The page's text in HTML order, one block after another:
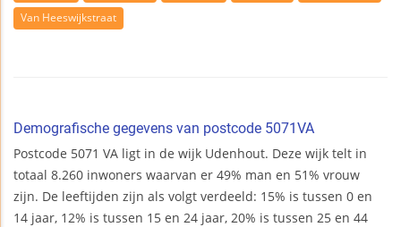
Van Heeswijkstraat
Demografische gegevens van postcode 5071VA
Postcode 5071 VA ligt in de wijk Udenhout. Deze wijk telt in
totaal 8.260 inwoners waarvan er 49% man en 51% vrouw
zijn. De leeftijden zijn als volgt verdeeld: 15% is tussen 0 en
14 jaar, 12% is tussen 15 en 24 jaar, 20% is tussen 25 en 44